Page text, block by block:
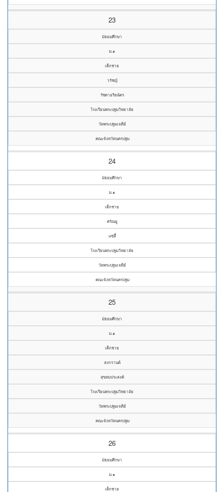
23
มัธยมศึกษา
ม.๑
เด็กชาย
วรัชญ์
รัชดาอริยฉัตร
โรงเรียนพระปฐมวิทยาลัย
วัดพระปฐมเจดีย์
คณะจังหวัดนครปฐม
24
มัธยมศึกษา
ม.๑
เด็กชาย
ศรัณยู​
แซ่ลี้
โรงเรียนพระปฐมวิทยาลัย
วัดพระปฐมเจดีย์
คณะจังหวัดนครปฐม
25
มัธยมศึกษา
ม.๑
เด็กชาย
สงกรานต์
สุขสมประสงค์
โรงเรียนพระปฐมวิทยาลัย
วัดพระปฐมเจดีย์
คณะจังหวัดนครปฐม
26
มัธยมศึกษา
ม.๑
เด็กชาย